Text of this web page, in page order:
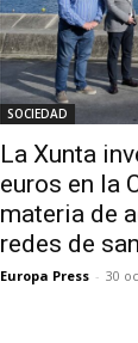
SOCIEDAD
La Xunta
euros en la
materia de
redes de
Europa Press - 30